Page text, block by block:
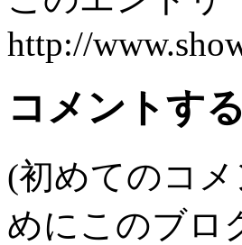
http://
コメントする
(初めてのコ
めにこのブロ